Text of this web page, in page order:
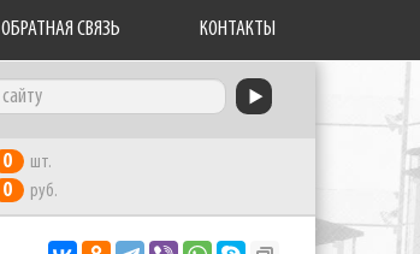
ОБРАТНАЯ СВЯЗЬ КОНТАКТЫ
0 шт.
0 руб.